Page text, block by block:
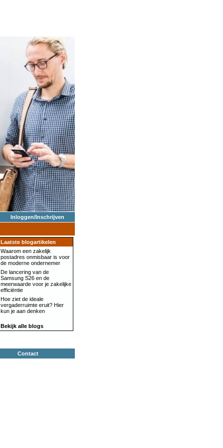
Inloggen/Inschrijven
Laatste blogartikelen
Waarom een zakelijk
postadres onmisbaar is voor
de moderne ondernemer
De lancering van de
Samsung S26 en de
meerwaarde voor je zakelijke
efficiëntie
Hoe ziet de ideale
vergaderruimte eruit? Hier
kun je aan denken
Bekijk alle blogs
Contact